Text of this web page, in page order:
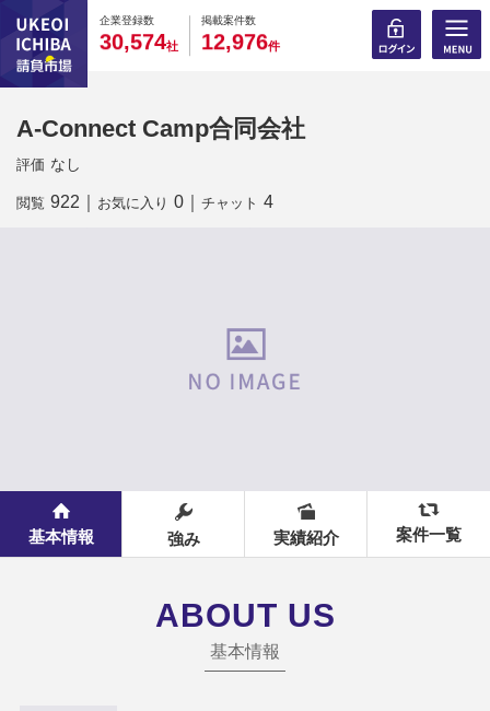
企業登録数
0
3
0
0,
0
5
0
74社
掲載案件数
0
1
0
2,
0
9
0
76件
A-Connect Camp合同会社
評価 なし
閲覧 922 お気に入り 0 チャット 4
基本情報 強み 実績紹介 案件一覧
ABOUT US
基本情報